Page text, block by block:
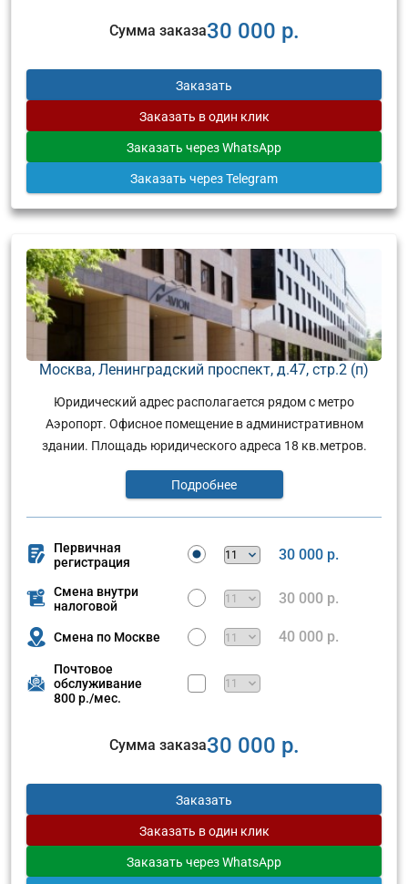
Сумма заказа30 000 р.
Заказать
Заказать в один клик
Заказать через WhatsApp
Заказать через Telegram
Москва, Ленинградский проспект, д.47, стр.2 (п)
Юридический адрес располагается рядом с метро
Аэропорт. Офисное помещение в административном
здании. Площадь юридического адреса 18 кв.метров.
Подробнее
Первичная
регистрация
30 000 р.
Смена внутри
налоговой
30 000 р.
Смена по Москве 40 000 р.
Почтовое
обслуживание
800 р./мес.
Сумма заказа30 000 р.
Заказать
Заказать в один клик
Заказать через WhatsApp